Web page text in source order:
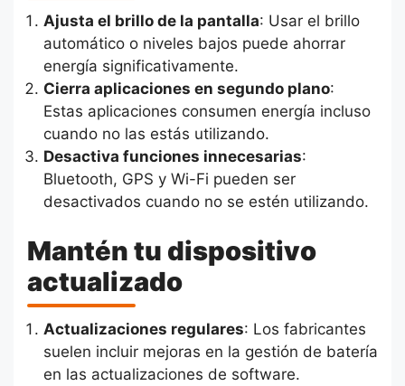
Ajusta el brillo de la pantalla: Usar el brillo
automático o niveles bajos puede ahorrar
energía significativamente.
Cierra aplicaciones en segundo plano:
Estas aplicaciones consumen energía incluso
cuando no las estás utilizando.
Desactiva funciones innecesarias:
Bluetooth, GPS y Wi-Fi pueden ser
desactivados cuando no se estén utilizando.
Mantén tu dispositivo
actualizado
Actualizaciones regulares: Los fabricantes
suelen incluir mejoras en la gestión de batería
en las actualizaciones de software.